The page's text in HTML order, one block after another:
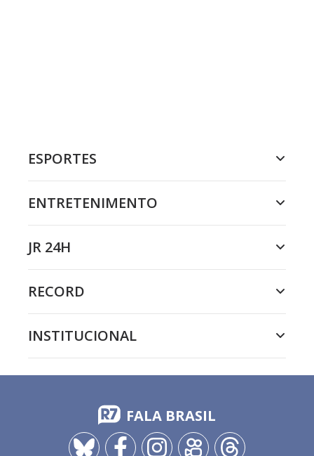
ESPORTES
ENTRETENIMENTO
JR 24H
RECORD
INSTITUCIONAL
FALA BRASIL